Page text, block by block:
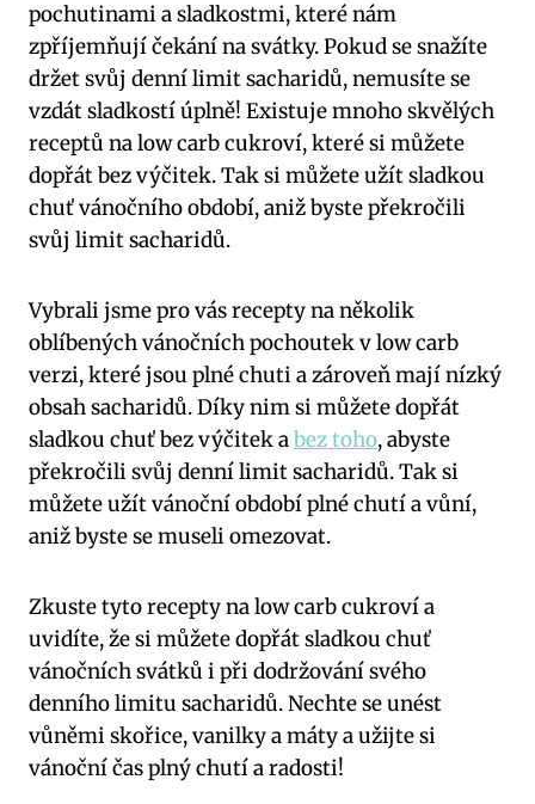
pochutinami ⁣a ⁢sladkostmi, které nám
‌zpříjemňují ​čekání na svátky. Pokud se snažíte
držet svůj denní limit sacharidů, ⁢nemusíte se
vzdát sladkostí úplně! ⁢Existuje mnoho ⁤skvělých
receptů na low carb⁢ cukroví, které si ‌můžete
dopřát bez výčitek. Tak si můžete užít sladkou
chuť vánočního období, aniž⁣ byste překročili
svůj limit sacharidů.
Vybrali‌ jsme pro⁣ vás recepty na‍ několik
‍oblíbených vánočních pochoutek⁣ v low ‍carb
verzi, které jsou plné chuti a zároveň mají nízký
obsah ⁣sacharidů. Díky nim si můžete dopřát
sladkou chuť⁢ bez výčitek abez toho, abyste
překročili svůj denní limit sacharidů. Tak si​
můžete ⁣užít vánoční ‌období plné‍ chutí ⁣a‌ vůní,
aniž byste se museli omezovat.
Zkuste tyto recepty ⁤na low carb cukroví a
‍uvidíte, že si můžete dopřát sladkou‌ chuť
vánočních svátků i při dodržování svého
denního⁢ limitu sacharidů. Nechte se unést
vůněmi skořice, ‍vanilky a máty⁣ a užijte si
vánoční čas plný chutí​ a ‌radosti!